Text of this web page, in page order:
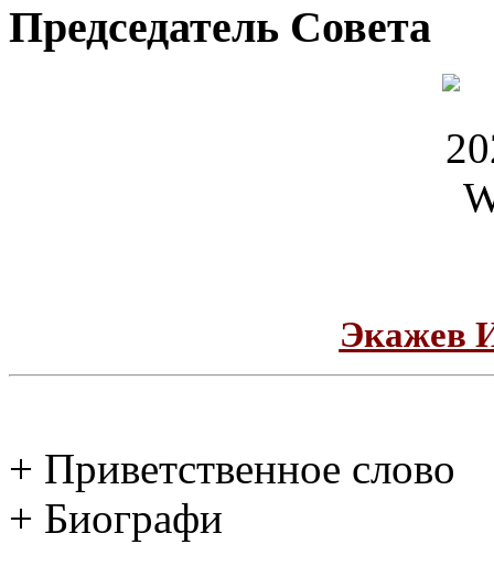
Председатель Совета
Экажев
+ Приветственное слово
+ Биографи